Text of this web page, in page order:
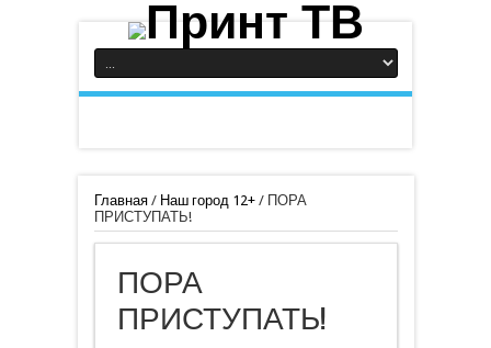
Главная/ Наш город 12+/ ПОРА
ПРИСТУПАТЬ!
ПОРА
ПРИСТУПАТЬ!